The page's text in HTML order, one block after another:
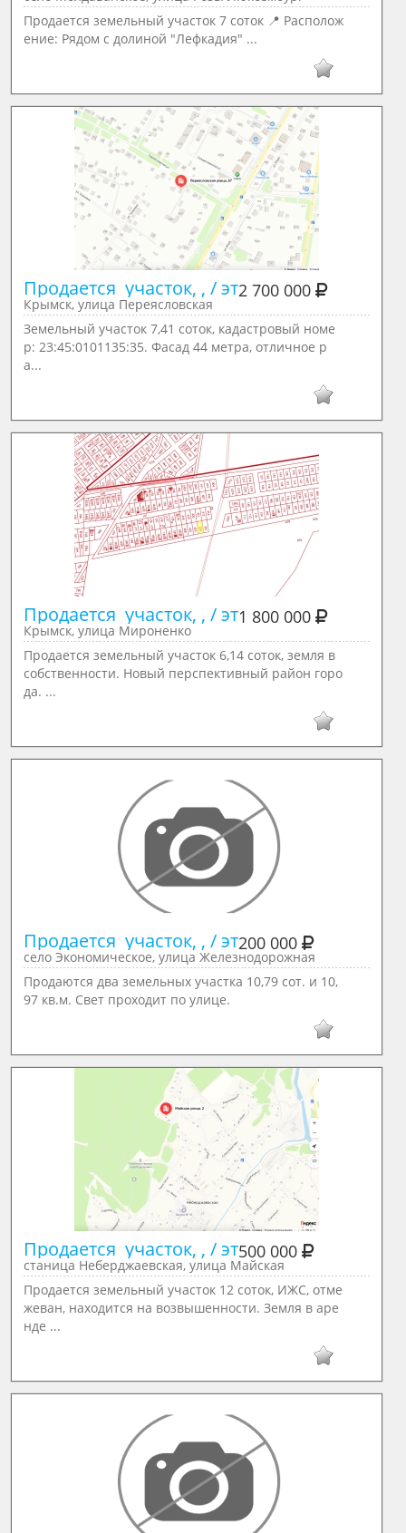
Продается земельный участок 7 соток 📍 Располож
ение: Рядом с долиной "Лефкадия" ...
Продается  участок, , / эт2 700 000
Крымск, улица Переясловская
Земельный участок 7,41 соток, кадастровый номе
р: 23:45:0101135:35. Фасад 44 метра, отличное р
а...
Продается  участок, , / эт1 800 000
Крымск, улица Мироненко
Продается земельный участок 6,14 соток, земля в
собственности. Новый перспективный район горо
да. ...
Продается  участок, , / эт200 000
село Экономическое, улица Железнодорожная
Продаются два земельных участка 10,79 сот. и 10,
97 кв.м. Свет проходит по улице.
Продается  участок, , / эт500 000
станица Неберджаевская, улица Майская
Продается земельный участок 12 соток, ИЖС, отме
жеван, находится на возвышенности. Земля в аре
нде ...